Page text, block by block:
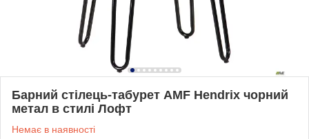
Барний стілець-табурет AMF Hendrix чорний
метал в стилі Лофт
Немає в наявності